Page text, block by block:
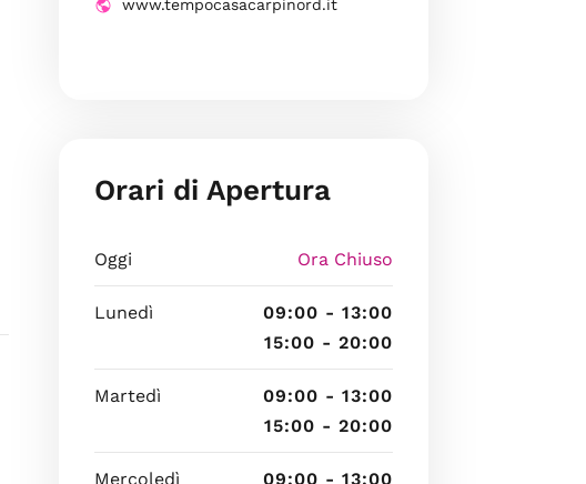
www.tempocasacarpinord.it
Orari di Apertura
Oggi Ora Chiuso
Lunedì
09:00 - 13:00
15:00 - 20:00
Martedì
09:00 - 13:00
15:00 - 20:00
Mercoledì
09:00 - 13:00